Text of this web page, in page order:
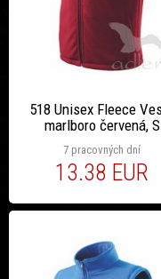
518 Unisex Fleece
marlboro červená, S
7 pracovných dní
13.38 EUR